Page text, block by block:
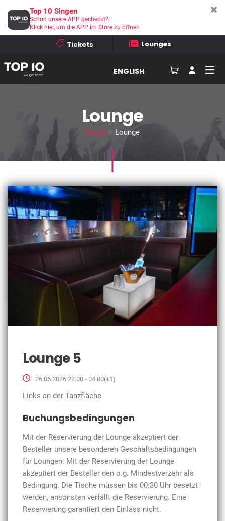
Tickets Lounges
ENGLISH
Lounge
Home– Lounge
Lounge 5
26.06.2026 22:00 - 04:00(+1)
Links an der Tanzfläche
Buchungsbedingungen
Mit der Reservierung der Lounge akzeptiert der
Besteller unsere besonderen Geschäftsbedingungen
für Loungen: Mit der Reservierung der Lounge
akzeptiert der Besteller den o.g. Mindestverzehr als
Bedingung. Die Tische müssen bis 00:30 Uhr besetzt
werden, ansonsten verfällt die Reservierung. Eine
Reservierung garantiert den Einlass nicht.
Top 10 Singen
Schon unsere APP gecheckt?!
Klick hier, um die APP im Store zu öffnen